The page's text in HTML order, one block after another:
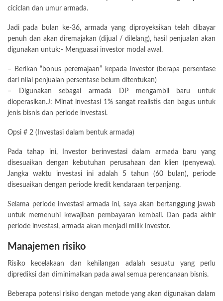
ciciclan dan umur armada.
Jadi pada bulan ke-36, armada yang diproyeksikan telah dibayar
penuh dan akan diremajakan (dijual / dilelang), hasil penjualan akan
digunakan untuk:- Menguasai investor modal awal.
– Berikan “bonus peremajaan” kepada investor (berapa persentase
dari nilai penjualan persentase belum ditentukan)
– Digunakan sebagai armada DP mengambil baru untuk
dioperasikan.J: Minat investasi 1% sangat realistis dan bagus untuk
jenis bisnis dan periode investasi.
Opsi # 2 (Investasi dalam bentuk armada)
Pada tahap ini, Investor berinvestasi dalam armada baru yang
disesuaikan dengan kebutuhan perusahaan dan klien (penyewa).
Jangka waktu investasi ini adalah 5 tahun (60 bulan), periode
disesuaikan dengan periode kredit kendaraan terpanjang.
Selama periode investasi armada ini, saya akan bertanggung jawab
untuk memenuhi kewajiban pembayaran kembali. Dan pada akhir
periode investasi, armada akan menjadi milik investor.
Manajemen risiko
Risiko kecelakaan dan kehilangan adalah sesuatu yang perlu
diprediksi dan diminimalkan pada awal semua perencanaan bisnis.
Beberapa potensi risiko dengan metode yang akan digunakan dalam